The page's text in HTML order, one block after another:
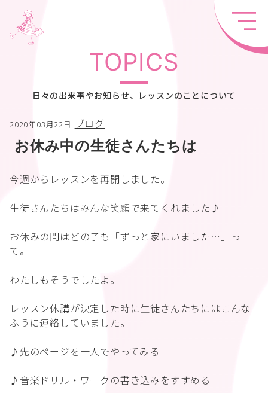
TOPICS
日々の出来事やお知らせ、レッスンのことについて
2020年03月22日 ブログ
お休み中の生徒さんたちは
今週からレッスンを再開しました。
生徒さんたちはみんな笑顔で来てくれました♪
お休みの間はどの子も「ずっと家にいました…」っ
て。
わたしもそうでしたよ。
レッスン休講が決定した時に生徒さんたちにはこんな
ふうに連絡していました。
♪先のページを一人でやってみる
♪音楽ドリル・ワークの書き込みをすすめる